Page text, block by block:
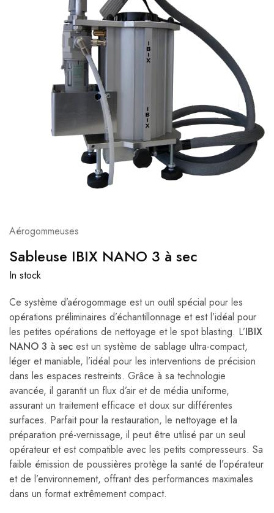
Aérogommeuses
Sableuse IBIX NANO 3 à sec
In stock
Ce système d’aérogommage est un outil spécial pour les
opérations préliminaires d’échantillonnage et est l’idéal pour
les petites opérations de nettoyage et le spot blasting. L’IBIX
NANO 3 à sec est un système de sablage ultra-compact,
léger et maniable, l’idéal pour les interventions de précision
dans les espaces restreints. Grâce à sa technologie
avancée, il garantit un flux d’air et de média uniforme,
assurant un traitement efficace et doux sur différentes
surfaces. Parfait pour la restauration, le nettoyage et la
préparation pré-vernissage, il peut être utilisé par un seul
opérateur et est compatible avec les petits compresseurs. Sa
faible émission de poussières protège la santé de l’opérateur
et de l’environnement, offrant des performances maximales
dans un format extrêmement compact.